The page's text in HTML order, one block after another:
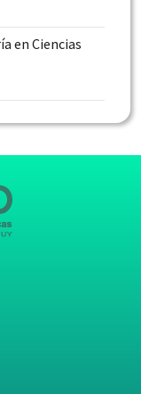
en Ciencias